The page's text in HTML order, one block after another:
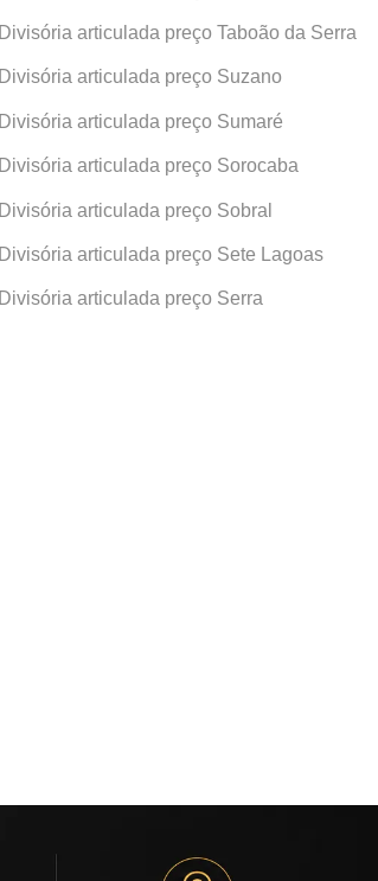
Divisória articulada preço Taboão da Serra
Divisória articulada preço Suzano
Divisória articulada preço Sumaré
Divisória articulada preço Sorocaba
Divisória articulada preço Sobral
Divisória articulada preço Sete Lagoas
Divisória articulada preço Serra